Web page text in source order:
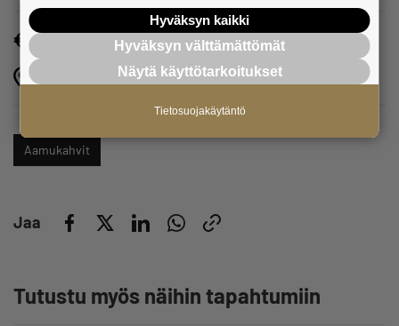
Maksuton
Alvar Aallon katu 3 Seinäjoki
Aamukahvit
Jaa
Tutustu myös näihin tapahtumiin
Hyväksyn kaikki
Hyväksyn välttämättömät
Näytä käyttötarkoitukset
Tietosuojakäytäntö